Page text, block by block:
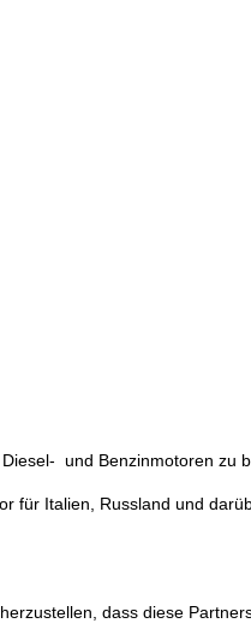
und Benzinmotoren zu
für Italien, Russland und
dass diese